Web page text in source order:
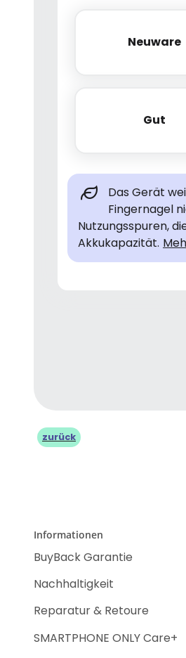
Neuware
Gut
Gut
Das Gerät
Fingernagel
Nutzungsspuren,
Akkukapazität.
zurück
Informationen
BuyBack Garantie
Nachhaltigkeit
Reparatur & Retoure
SMARTPHONE ONLY Care+